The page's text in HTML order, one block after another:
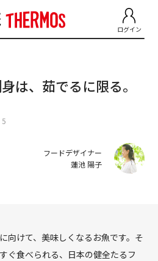
ログイン
は、茹でるに限る。
5
フードデザイナー
蓮池 陽子
向けて、美味しくなるお魚です。そ
ぐ食べられる、日本の健全たるフ